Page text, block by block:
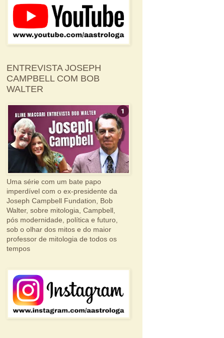
ENTREVISTA JOSEPH
CAMPBELL COM BOB
WALTER
Uma série com um bate papo
imperdível com o ex-presidente da
Joseph Campbell Fundation, Bob
Walter, sobre mitologia, Campbell,
pós modernidade, política e futuro,
sob o olhar dos mitos e do maior
professor de mitologia de todos os
tempos